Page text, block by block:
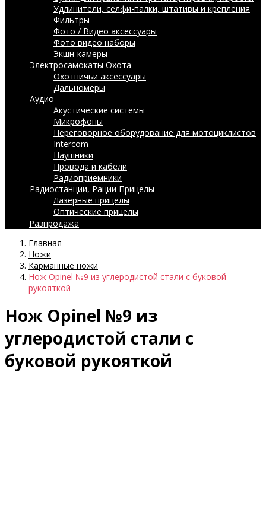
Удлинители, селфи-палки, штативы и крепления
Фильтры
Фото / Видео аксессуары
Фото видео наборы
Экшн-камеры
Электросамокаты Охота
Охотничьи аксессуары
Дальномеры
Аудио
Акустические системы
Микрофоны
Переговорное оборудование для мотоциклистов
Intercom
Наушники
Провода и кабели
Радиоприемники
Радиостанции, Рации Прицелы
Лазерные прицелы
Оптические прицелы
Разпродажа
Главная
Ножи
Карманные ножи
Нож Opinel №9 из углеродистой стали с буковой
рукояткой
Нож Opinel №9 из
углеродистой стали с
буковой рукояткой